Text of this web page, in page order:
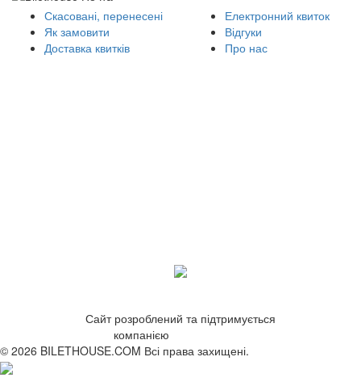
Скасовані, перенесені
Як замовити
Доставка квитків
Електронний квиток
Відгуки
Про нас
Сайт розроблений та підтримується
компанією
© 2026 BILETHOUSE.COM Всі права захищені.